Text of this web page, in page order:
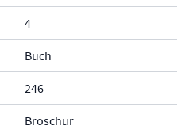
4
Buch
246
Broschur